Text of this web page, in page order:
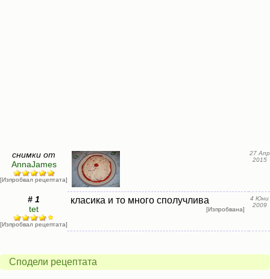
снимки от
AnnaJames
[Изпробвал рецептата]
27 Апр
2015
# 1
tet
[Изпробвал рецептата]
класика и то много сполучлива
[Изпробвана]
4 Юни
2009
Сподели рецептата